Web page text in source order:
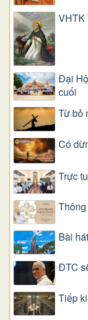
VHTK
Đại
cuối
Từ bỏ
Có
Trực
Bài
ĐTC
Tiếp